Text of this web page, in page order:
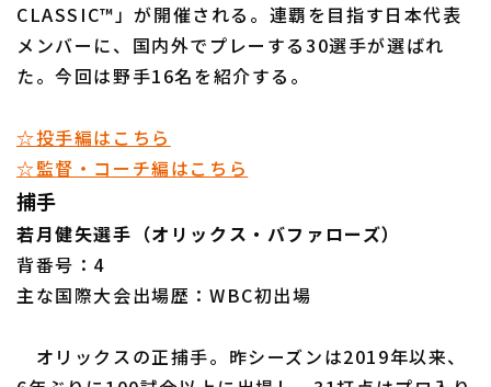
ファーム西地区
交流戦
東北楽天ゴールデンイーグルス
埼玉西武ライオンズ
千葉ロッテマリーンズ
オリックス・バファローズ
福岡ソフトバンクホークス
CLASSIC™」が開催される。連覇を目指す日本代表
メンバーに、国内外でプレーする30選手が選ばれ
た。今回は野手16名を紹介する。
☆投手編はこちら
☆監督・コーチ編はこちら
捕手
若月健矢選手（オリックス・バファローズ）
背番号：4
主な国際大会出場歴：WBC初出場
オリックスの正捕手。昨シーズンは2019年以来、